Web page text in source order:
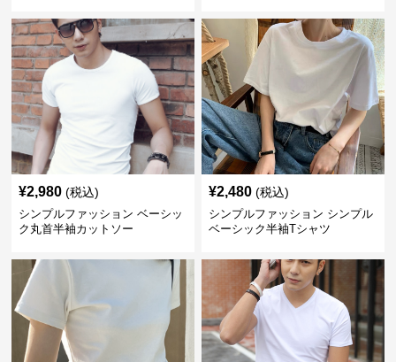
¥2,980 (税込)
シンプルファッション ベーシッ
ク丸首半袖カットソー
¥2,480 (税込)
シンプルファッション シンプル
ベーシック半袖Tシャツ